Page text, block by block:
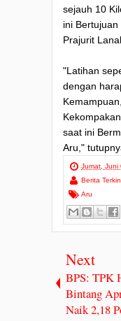
sejauh 10
ini
Prajurit Lanal
"Latihan
dengan
saat ini
Aru,"
Jumat, Juni
Berita
Aru
Next
BPS: TPK
Bintang
Naik 2,18